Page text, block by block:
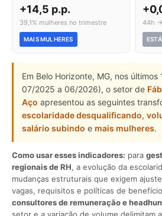
+14,5 p.p.
39,1% mulheres no trimestre
MAIS MULHERES
44h
Em Belo Horizonte, MG, nos
07/2025 a 06/2026), o setor de
Aço apresentou as seguintes
escolaridade desqualificando,
salário subindo e mais mulheres.
Como usar esses indicadores: para
regionais de RH, a evolução da
mudanças estruturais que exigem
vagas, requisitos e políticas de
consultores de remuneração e